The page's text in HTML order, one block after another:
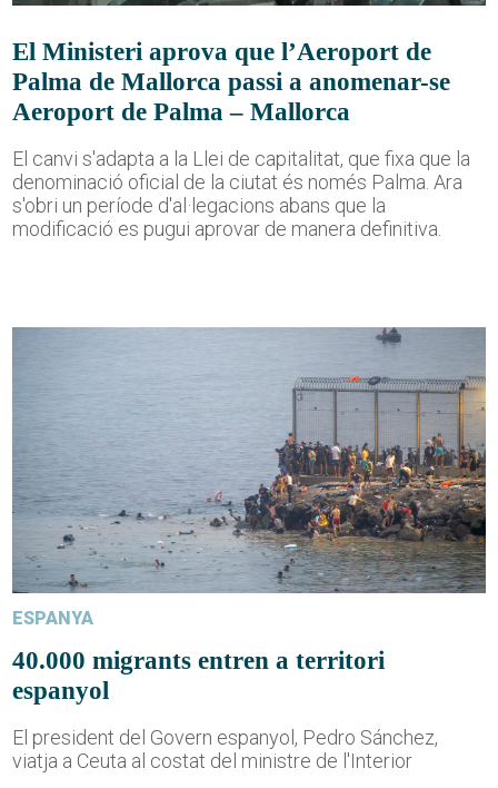
El Ministeri aprova que l’Aeroport de
Palma de Mallorca passi a anomenar-se
Aeroport de Palma – Mallorca
El canvi s'adapta a la Llei de capitalitat, que fixa que la
denominació oficial de la ciutat és només Palma. Ara
s'obri un període d'al·legacions abans que la
modificació es pugui aprovar de manera definitiva.
ESPANYA
40.000 migrants entren a territori
espanyol
El president del Govern espanyol, Pedro Sánchez,
viatja a Ceuta al costat del ministre de l'Interior